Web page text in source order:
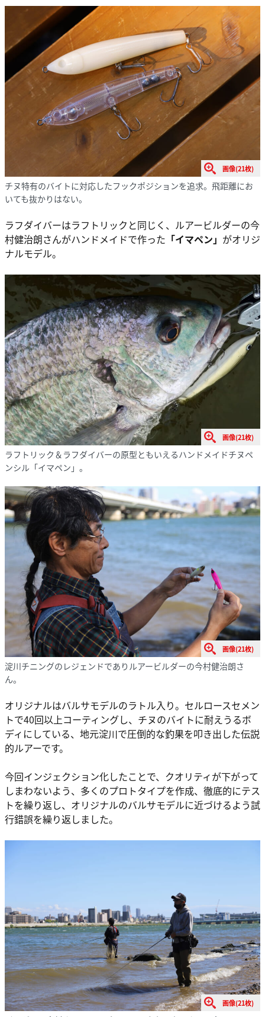
画像(21枚)
チヌ特有のバイトに対応したフックポジションを追求。飛距離にお
いても抜かりはない。
ラフダイバーはラフトリックと同じく、ルアービルダーの今
村健治朗さんがハンドメイドで作った 「イマペン」 がオリジ
ナルモデル。
画像(21枚)
ラフトリック＆ラフダイバーの原型ともいえるハンドメイドチヌペ
ンシル「イマペン」。
画像(21枚)
淀川チニングのレジェンドでありルアービルダーの今村健治朗さ
ん。
オリジナルはバルサモデルのラトル入り。セルロースセメン
トで40回以上コーティングし、チヌのバイトに耐えうるボ
ディにしている、地元淀川で圧倒的な釣果を叩き出した伝説
的ルアーです。
今回インジェクション化したことで、クオリティが下がって
しまわないよう、多くのプロトタイプを作成、徹底的にテス
トを繰り返し、オリジナルのバルサモデルに近づけるよう試
行錯誤を繰り返しました。
画像(21枚)